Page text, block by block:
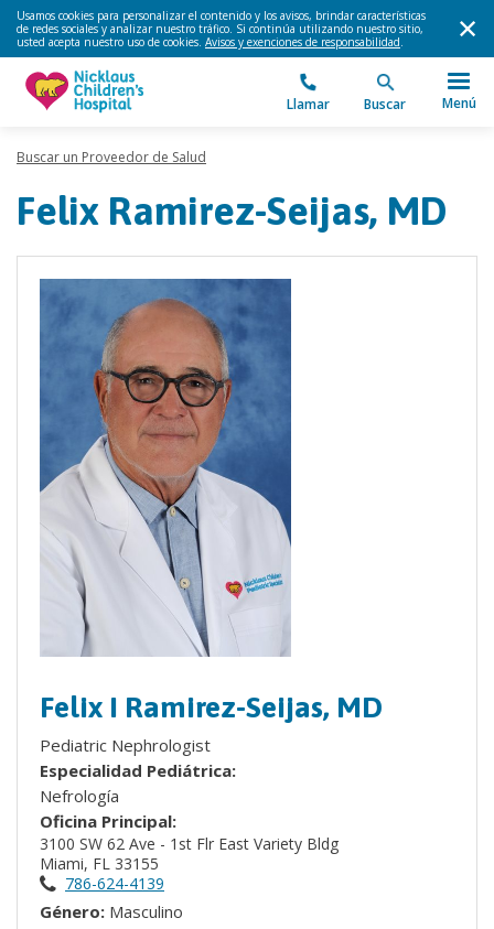
Usamos cookies para personalizar el contenido y los avisos, brindar características
de redes sociales y analizar nuestro tráfico. Si continúa utilizando nuestro sitio,
usted acepta nuestro uso de cookies. Avisos y exenciones de responsabilidad.
Llamar Buscar Menú
Buscar un Proveedor de Salud
Felix Ramirez-Seijas, MD
Felix I Ramirez-Seijas, MD
Pediatric Nephrologist
Especialidad Pediátrica:
Nefrología
Oficina Principal:
3100 SW 62 Ave - 1st Flr East Variety Bldg
Miami, FL 33155
786-624-4139
Género: Masculino